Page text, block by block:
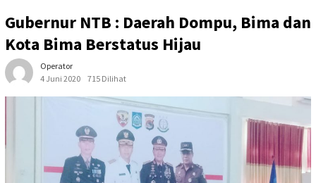
Gubernur NTB : Daerah Dompu, Bima dan
Kota Bima Berstatus Hijau
Operator
4 Juni 2020
715 Dilihat